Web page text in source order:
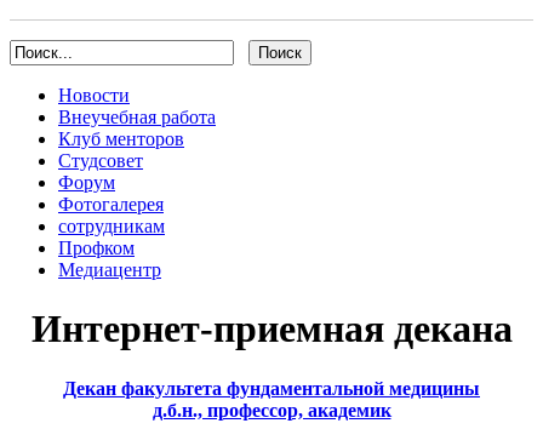
Новости
Внеучебная работа
Клуб менторов
Студсовет
Форум
Фотогалерея
сотрудникам
Профком
Медиацентр
Интернет-приемная декана
Декан факультета фундаментальной медицины
д.б.н., профессор, академик